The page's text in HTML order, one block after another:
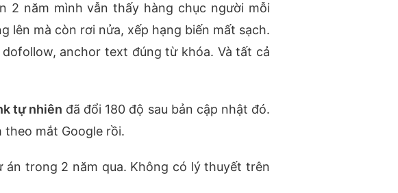
2 năm mình vẫn thấy hàng chục người mỗi
lên mà còn rơi nửa, xếp hạng biến mất sạch.
anchor text đúng từ khóa. Và tất cả
tự nhiên đã đổi 180 độ sau bản cập nhật đó.
theo mắt Google rồi.
trong 2 năm qua. Không có lý thuyết trên